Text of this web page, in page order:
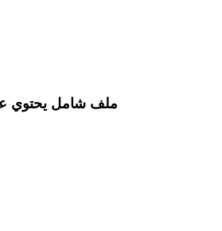
ملف شامل يحتوي